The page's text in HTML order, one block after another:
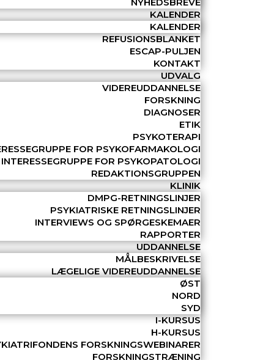
KALENDER
KALENDER
REFUSIONSBLANKET
ESCAP-PULJEN
KONTAKT
UDVALG
VIDEREUDDANNELSE
FORSKNING
DIAGNOSER
ETIK
PSYKOTERAPI
FOR PSYKOFARMAKOLOGI
INTERESSEGRUPPE FOR PSYKOPATOLOGI
REDAKTIONSGRUPPEN
KLINIK
DMPG-RETNINGSLINJER
PSYKIATRISKE RETNINGSLINJER
INTERVIEWS OG SPØRGESKEMAER
RAPPORTER
UDDANNELSE
MÅLBESKRIVELSE
LÆGELIGE VIDEREUDDANNELSE
ØST
NORD
SYD
I-KURSUS
H-KURSUS
FORSKNINGSWEBINARER
FORSKNINGSTRÆNING